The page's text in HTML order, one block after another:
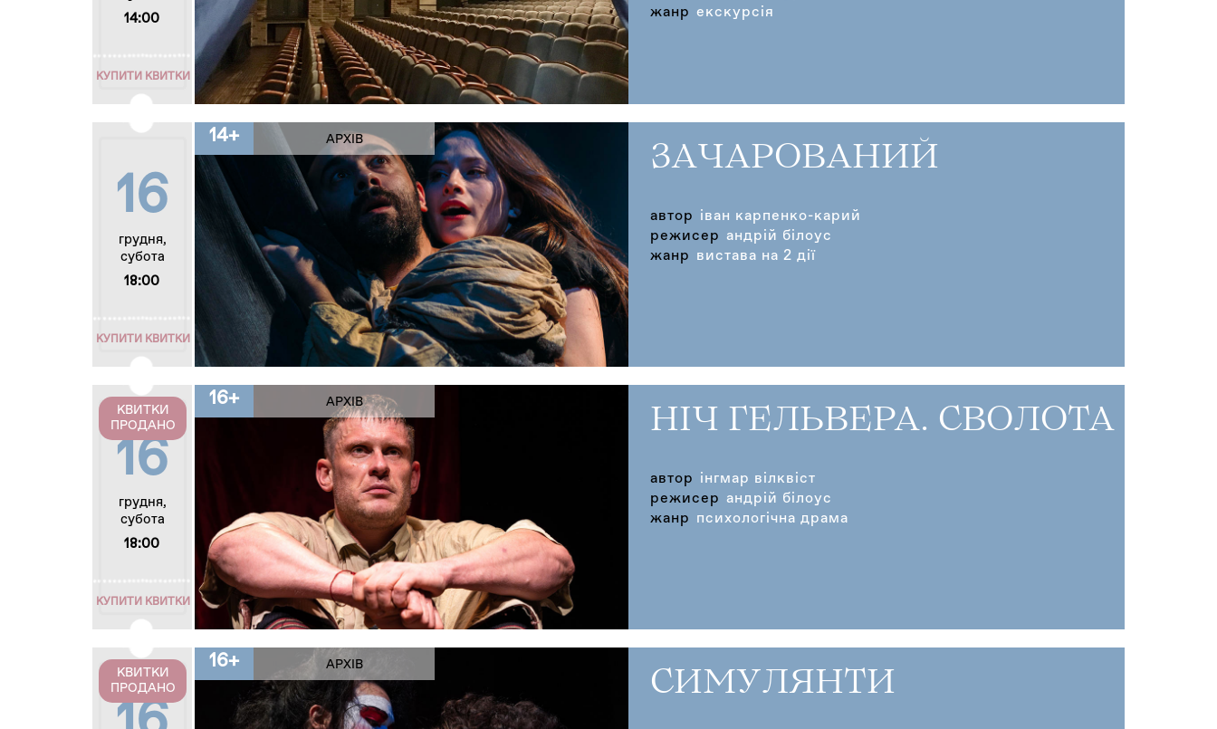
14:00
КУПИТИ КВИТКИ
жанр екскурсія
16
грудня,
субота
18:00
КУПИТИ КВИТКИ
14+ АРХІВ
ЗАЧАРОВАНИЙ
автор
іван карпенко-карий
режисер андрій білоус
жанр
вистава на 2 дії
16
грудня,
субота
18:00
КВИТКИ
ПРОДАНО
КУПИТИ КВИТКИ
16+ АРХІВ
НІЧ ГЕЛЬВЕРА. СВОЛОТА
автор
інгмар вілквіст
режисер андрій білоус
жанр
психологічна драма
КВИТКИ
ПРОДАНО
16+ АРХІВ
СИМУЛЯНТИ